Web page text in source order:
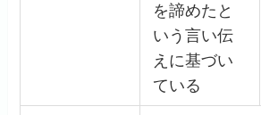
を諦めたと
いう言い伝
えに基づい
ている